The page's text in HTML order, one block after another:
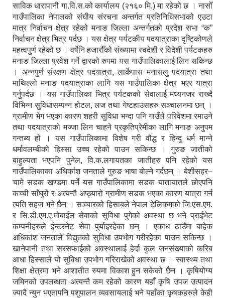
साविक धारापानी गा.वि.स.को कार्यालय (२१६० मि.) मा रहेको छ । नासोँ
गाउँपालिका नेपालको संघीय संरचना अन्तर्गत प्रतिनिधिसभाको एउटा
मात्र निर्वाचन क्षेत्र रहेको मनाङ जिल्ला अन्तर्गतको प्रदेश सभा “क”
निर्वाचन क्षेत्र भित्र पर्दछ । यस क्षेत्र पर्यटकीय पदयात्राका दृष्टिकोणले
महत्वपुर्ण रहेको छ । वर्षेनि हजारौँको संख्यामा स्वदेशी र विदेशी पर्यटकहरु
मनाङ जिल्ला प्रवेश गर्ने द्वारको रुपमा यस गाउँपालिकालाई लिन सकिन्छ
। अन्नपुर्ण संरक्षण क्षेत्र पदयात्रा, लार्केपास मनासलु पदयात्रा तथा
माथिल्लो मनाङ पदयात्राका लागि यस गाउँपालिका क्षेत्र भएर यात्रा
गर्नुपर्दछ । यस गाउँपालिका भित्र पर्यटकको सेवालाई मध्यनजर राख्दै
विभिन्न सुविधासम्पन्न होटल, लज तथा गेष्टहाउसहरु सञ्चालनमा छन् ।
ग्रामीण भेग भएका कारण शहरी सुविधा भन्दा पनि गाउँले परिवेशमा रमाउने
तथा पदयात्राको मज्जा लिन चाहने प्रकृतिप्रेमीका लागि मनाङ अनुपम
गन्तब्य हो । यस गाउँपालिकामा विशेष गरी वौद्ध र हिन्दु धर्म मान्ने
धर्मावलम्बीको हिस्सा उच्च रहेको पाउन सकिन्छ । गुरुङ जातीको
बाहुल्यता भएपनि पुनेल, वि.क.लगायतका जातीहरु पनि रहेको यस
गाउँपालिकाका अधिकांश जनताले गुरुङ भाषा बोल्ने गर्दछन् । बेशीसहर–
चामे सडक खण्डमा पर्ने यस गाउँपालिकामा सडक यातायातले छोएपनि
कच्ची साँघुरो र अत्यन्तै अप्ठ्यारो ग्रामीण सडक भएका कारण यात्रा गर्न
त्यति सहज भने छैन । सञ्चारको हिसाबले नेपाल टेलिकमको जि.एस.एम.
र सि.डी.एम.ए.मोबाईल सेवाको सुविधा पुगेको अवस्था छ भने प्राईभेट
कम्पनीहरुले ईन्टरनेट सेवा पुर्याइरहेका छन् । एकाध ठाउँमा बाहेक
अधिकांश जनताले विद्युतको सुविधा उपभोग गरीरहेका पाउन सकिन्छ ।
खानेपानी तथा सरसफाईको अवस्थालाई हेर्दा कुल जनसंख्याको करिब
आधा हिस्साले यो सुविधा उपभोग गरिराखेको अवस्था छ । स्वास्थ्य तथा
शिक्षा क्षेत्रमा भने आशातीत रुपमा विकाश हुन सकेको छैन । कृषियोग्य
जमिनको उपलब्धता अत्यन्तै कम रहेको कारण यहाँ कृषि उपज उत्पादन
ज्यादै न्युन भएतापनि पशुपालन व्यवसायलाई भने यहाँका कृषकहरुले केही